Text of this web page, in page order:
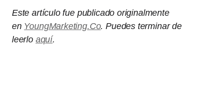
Este artículo fue publicado originalmente
en YoungMarketing.Co. Puedes terminar de
leerlo aquí.